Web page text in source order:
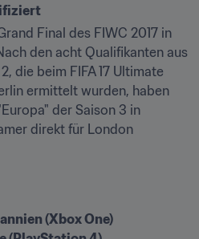
Final des FIWC 2017 in
den acht Qualifikanten aus
die beim FIFA 17 Ultimate
ermittelt wurden, haben
der Saison 3 in
direkt für London
(Xbox One)